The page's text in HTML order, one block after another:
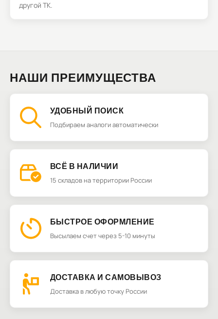
другой ТК.
НАШИ ПРЕИМУЩЕСТВА
УДОБНЫЙ ПОИСК
Подбираем аналоги автоматически
ВСЁ В НАЛИЧИИ
15 складов на территории России
БЫСТРОЕ ОФОРМЛЕНИЕ
Высылаем счет через 5-10 минуты
ДОСТАВКА И САМОВЫВОЗ
Доставка в любую точку России